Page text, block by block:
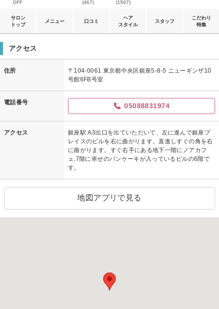
OFF
(467)
(1507)
サロン
トップ
メニュー 口コミ
ヘア
スタイル
スタッフ
こだわり
特集
アクセス
住所
〒104-0061 東京都中央区銀座5-8-5 ニューギンザ10
号館6FB号室
電話番号 05088831974
アクセス
銀座駅 A3出口を出ていただいて、左に進んで銀座プ
レイスのビルを右に曲がります。直進しすぐの角を右
に曲がります。すぐ右手にある地下一階にノアカフ
ェ,7階に幸せのパンケーキが入っているビルの6階で
す。
地図アプリで見る